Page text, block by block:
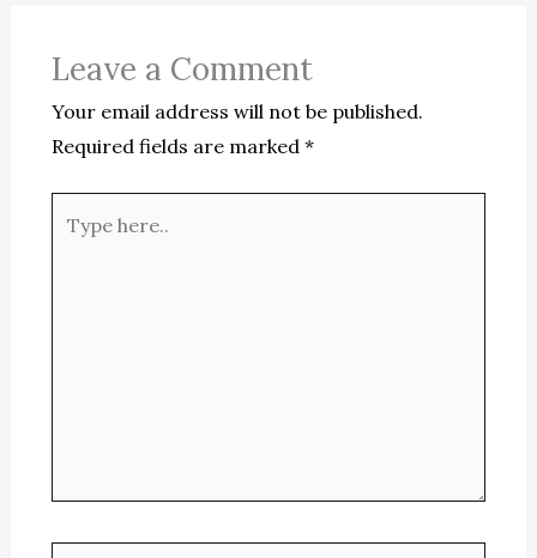
Leave a Comment
Your email address will not be published.
Required fields are marked *
here..